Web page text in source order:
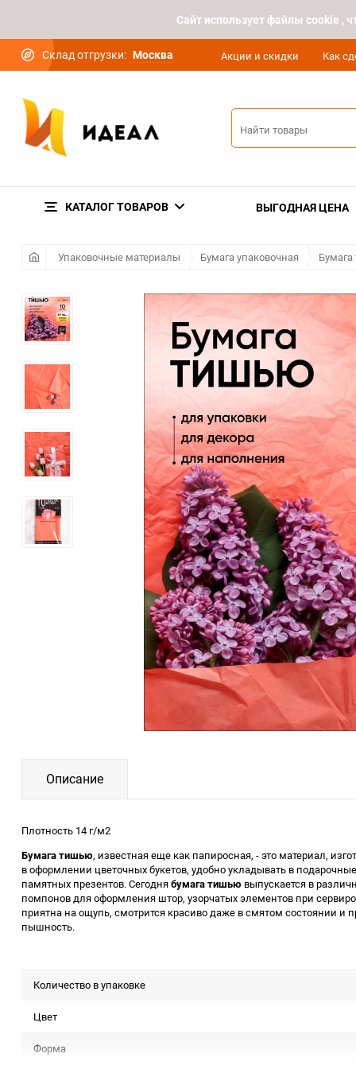
Cайт использует файлы cookie ,
Склад отгрузки: Москва Акции и скидки Как
КАТАЛОГ ТОВАРОВ ВЫГОДНАЯ ЦЕНА
Упаковочные материалы Бумага упаковочная
Описание
Плотность 14 г/м2
Бумага тишью, известная еще как папиросная, - это материал,
в оформлении цветочных букетов, удобно укладывать в
памятных презентов. Сегоднябумага тишью выпускается в
помпонов для оформления штор, узорчатых элементов при
приятна на ощупь, смотрится красиво даже в смятом состоянии и
пышность.
Количество в упаковке
Цвет
Форма